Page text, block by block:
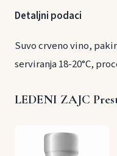
Detaljni podaci
Suvo crveno vino,
serviranja 18-20°C,
LEDENI ZAJC